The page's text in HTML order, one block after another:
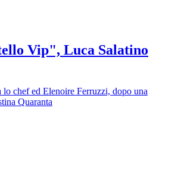
Vip", Luca Salatino
chef ed Elenoire Ferruzzi, dopo una
Quaranta